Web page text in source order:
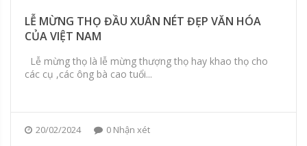
LỄ MỪNG THỌ ĐẦU XUÂN NÉT ĐẸP VĂN HÓA
CỦA VIỆT NAM
Lễ mừng thọ là lễ mừng thượng thọ hay khao thọ cho
các cụ ,các ông bà cao tuổi...
20/02/2024 0 Nhận xét